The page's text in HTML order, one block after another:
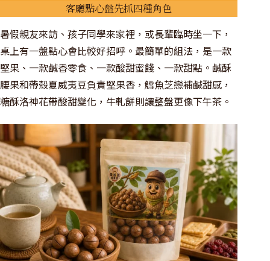
客廳點心盤先抓四種角色
暑假親友來訪、孩子同學來家裡，或長輩臨時坐一下，
桌上有一盤點心會比較好招呼。最簡單的組法，是一款
堅果、一款鹹香零食、一款酸甜蜜餞、一款甜點。鹹酥
腰果和帶殼夏威夷豆負責堅果香，鱈魚芝戀補鹹甜感，
糖酥洛神花帶酸甜變化，牛軋餅則讓整盤更像下午茶。